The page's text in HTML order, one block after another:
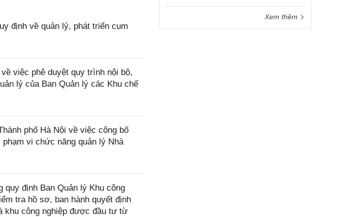
định về quản lý, phát triển cụm
việc phê duyệt quy trình nội bộ,
lý của Ban Quản lý các Khu chế
phố Hà Nội về việc công bố
vi chức năng quản lý Nhà
quy định Ban Quản lý Khu công
tra hồ sơ, ban hành quyết định
khu công nghiệp được đầu tư từ
Xem thêm